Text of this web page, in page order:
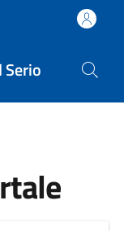
Serio